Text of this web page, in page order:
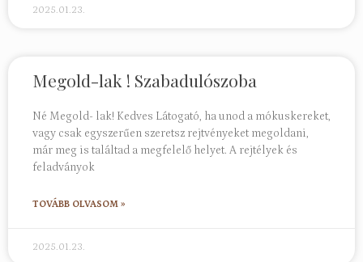
2025.01.23.
Megold-lak ! Szabadulószoba
Né Megold- lak! Kedves Látogató, ha unod a mókuskereket,
vagy csak egyszerűen szeretsz rejtvényeket megoldani,
már meg is találtad a megfelelő helyet. A rejtélyek és
feladványok
TOVÁBB OLVASOM »
2025.01.23.